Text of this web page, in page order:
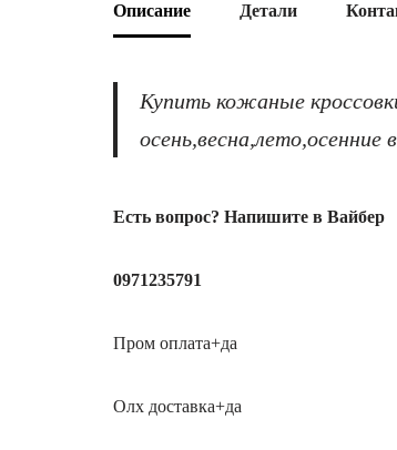
Описание Детали
Купить кожаные
осень,весна,лето,осенние
Есть вопрос? Напишите в Вайбер
0971235791
Пром оплата+да
Олх доставка+да